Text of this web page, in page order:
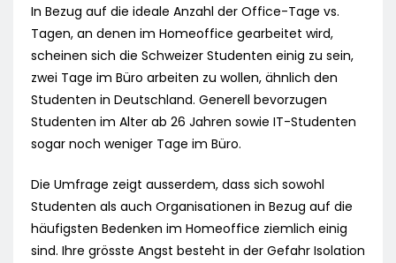
In Bezug auf die ideale Anzahl der Office-Tage vs.
Tagen, an denen im Homeoffice gearbeitet wird,
scheinen sich die Schweizer Studenten einig zu sein,
zwei Tage im Büro arbeiten zu wollen, ähnlich den
Studenten in Deutschland. Generell bevorzugen
Studenten im Alter ab 26 Jahren sowie IT-Studenten
sogar noch weniger Tage im Büro.
Die Umfrage zeigt ausserdem, dass sich sowohl
Studenten als auch Organisationen in Bezug auf die
häufigsten Bedenken im Homeoffice ziemlich einig
sind. Ihre grösste Angst besteht in der Gefahr Isolation